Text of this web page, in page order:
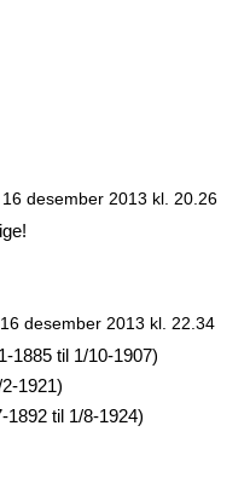
16 desember 2013 kl. 20.26
16 desember 2013 kl. 22.34
1885 til 1/10-1907)
1921)
til 1/8-1924)